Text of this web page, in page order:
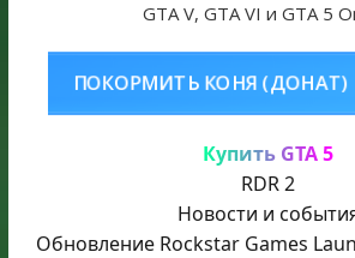
GTA V, GTA VI и GTA 5
(ДОНАТ)
Купить GTA 5
RDR 2
Новости и
Обновление Rockstar Games